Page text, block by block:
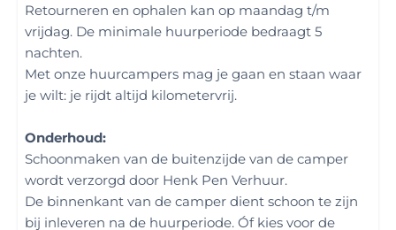
Retourneren en ophalen kan op maandag t/m
vrijdag. De minimale huurperiode bedraagt 5
nachten.
Met onze huurcampers mag je gaan en staan waar
je wilt: je rijdt altijd kilometervrij.
Onderhoud:
Schoonmaken van de buitenzijde van de camper
wordt verzorgd door Henk Pen Verhuur.
De binnenkant van de camper dient schoon te zijn
bij inleveren na de huurperiode. Óf kies voor de